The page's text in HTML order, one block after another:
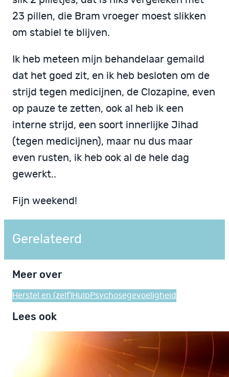
23 pillen, die Bram vroeger moest slikken
om stabiel te blijven.
Ik heb meteen mijn behandelaar gemaild
dat het goed zit, en ik heb besloten om de
strijd tegen medicijnen, de Clozapine, even
op pauze te zetten, ook al heb ik een
interne strijd, een soort innerlijke Jihad
(tegen medicijnen), maar nu dus maar
even rusten, ik heb ook al de hele dag
gewerkt..
Fijn weekend!
Gerelateerd
Meer over
Herstel en (zelf)Hulp Psychosegevoeligheid
Lees ook